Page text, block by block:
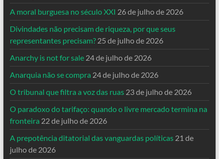
A moral burguesa no século XXI 26 de julho de 2026
Divindades não precisam de riqueza, por que seus
representantes precisam? 25 de julho de 2026
Anarchy is not for sale 24 de julho de 2026
Anarquia não se compra 24 de julho de 2026
O tribunal que filtra a voz das ruas 23 de julho de 2026
O paradoxo do tarifaço: quando o livre mercado termina na
fronteira 22 de julho de 2026
A prepotência ditatorial das vanguardas políticas 21 de
julho de 2026